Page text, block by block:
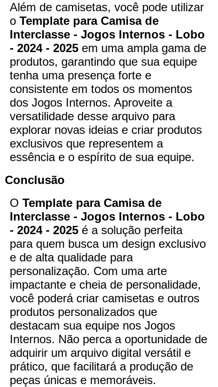
Além de camisetas, você pode utilizar
o Template para Camisa de
Interclasse - Jogos Internos - Lobo
- 2024 - 2025 em uma ampla gama de
produtos, garantindo que sua equipe
tenha uma presença forte e
consistente em todos os momentos
dos Jogos Internos. Aproveite a
versatilidade desse arquivo para
explorar novas ideias e criar produtos
exclusivos que representem a
essência e o espírito de sua equipe.
Conclusão
O Template para Camisa de
Interclasse - Jogos Internos - Lobo
- 2024 - 2025 é a solução perfeita
para quem busca um design exclusivo
e de alta qualidade para
personalização. Com uma arte
impactante e cheia de personalidade,
você poderá criar camisetas e outros
produtos personalizados que
destacam sua equipe nos Jogos
Internos. Não perca a oportunidade de
adquirir um arquivo digital versátil e
prático, que facilitará a produção de
peças únicas e memoráveis.